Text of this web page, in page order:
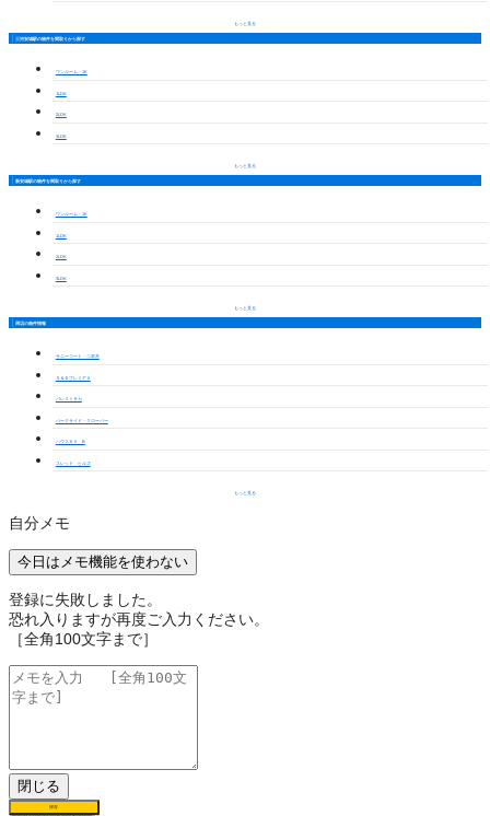
もっと見る
三河安城駅の物件を間取りから探す
ワンルーム・1K
1LDK
2LDK
3LDK
もっと見る
新安城駅の物件を間取りから探す
ワンルーム・1K
1LDK
2LDK
3LDK
もっと見る
周辺の物件情報
サニーコート・二本木
Ｓ＆ＤプレミアＡ
パレスミサカ
パークサイド・クローバー
ハウスＫⅡ B
スレッド ヒルズ
もっと見る
自分メモ
今日はメモ機能を使わない
登録に失敗しました。
恐れ入りますが再度ご入力ください。
［全角100文字まで］
閉じる
保存